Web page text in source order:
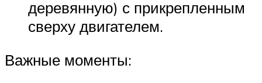
деревянную) с прикрепленным
сверху двигателем.
Важные моменты: